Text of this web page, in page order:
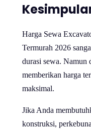
Harga Sewa
Termurah 2026
durasi sewa. Namun
memberikan harga
maksimal.
Jika Anda
konstruksi,